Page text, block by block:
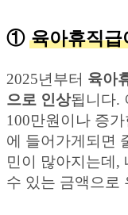
① 육아휴직급
2025년부터 육아
으로 인상됩니다.
100만원이나 증
에 들어가게되면
민이 많아지는데,
수 있는 금액으로